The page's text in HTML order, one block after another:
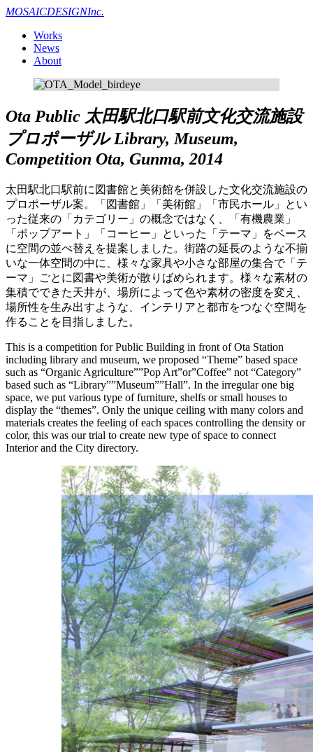
MOSAICDESIGNInc.
Works
News
About
Ota Public 太田駅北口駅前文化交流施設
プロポーザル Library, Museum,
Competition Ota, Gunma, 2014
太田駅北口駅前に図書館と美術館を併設した文化交流施設の
プロポーザル案。「図書館」「美術館」「市民ホール」とい
った従来の「カテゴリー」の概念ではなく、「有機農業」
「ポップアート」「コーヒー」といった「テーマ」をベース
に空間の並べ替えを提案しました。街路の延長のような不揃
いな一体空間の中に、様々な家具や小さな部屋の集合で「テ
ーマ」ごとに図書や美術が散りばめられます。様々な素材の
集積でできた天井が、場所によって色や素材の密度を変え、
場所性を生み出すような、インテリアと都市をつなぐ空間を
作ることを目指しました。
This is a competition for Public Building in front of Ota Station
including library and museum, we proposed “Theme” based space
such as “Organic Agriculture””Pop Art”or”Coffee” not “Category”
based such as “Library””Museum””Hall”. In the irregular one big
space, we put various type of furniture, shelfs or small houses to
display the “themes”. Only the unique ceiling with many colors and
materials creates the feeling of each spaces controlling the density or
color, this was our trial to create new type of space to connect
Interior and the City directory.